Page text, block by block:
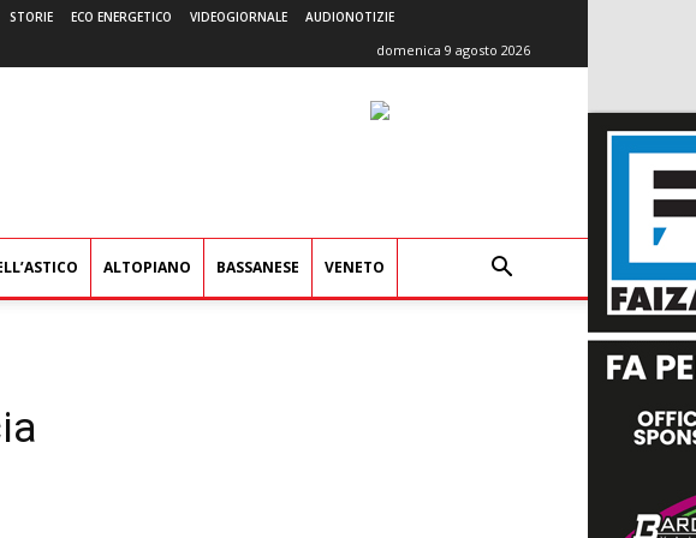
STORIE ECO ENERGETICO VIDEOGIORNALE AUDIONOTIZIE
domenica 9 agosto 2026
ALTOPIANO BASSANESE VENETO